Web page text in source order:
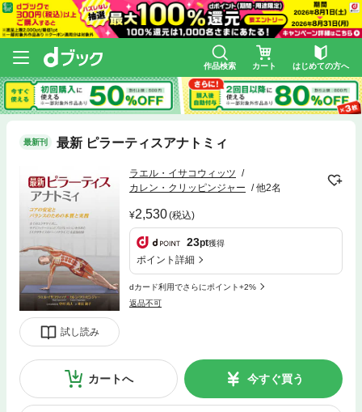
作品検索 カート はじめての方へ
最新刊 最新 ピラーティスアナトミィ
試し読み
ラエル・イサコウィッツ
カレン・クリッピンジャー
他2名
2,530(税込)
23pt獲得
ポイント詳細
dカード利用でさらにポイント+2%
返品不可
カートへ 今すぐ買う